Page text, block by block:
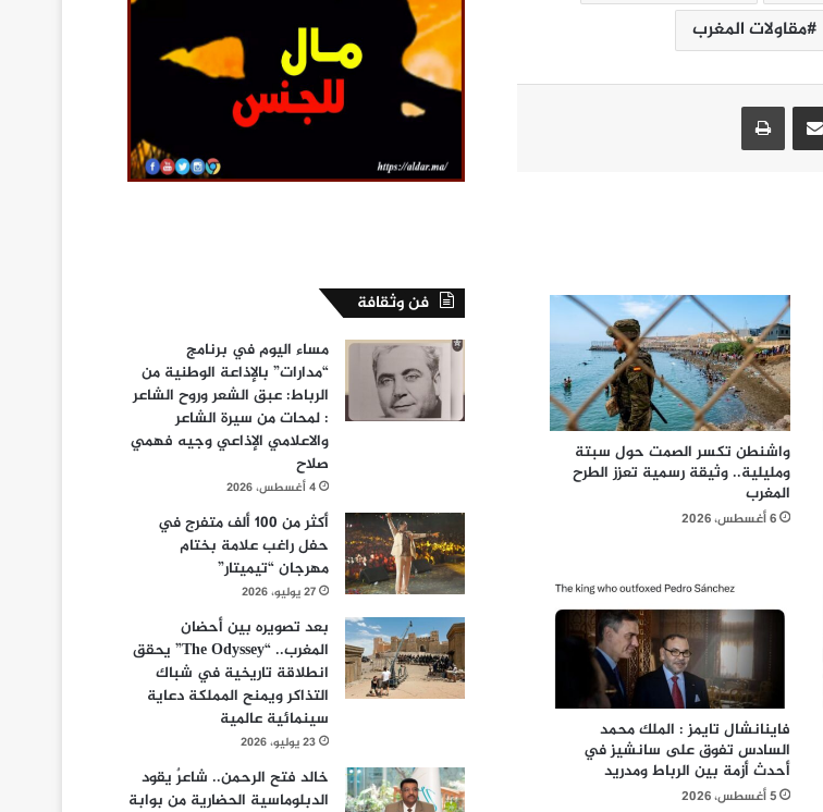
مقاولات المغرب
مشاركة عبر البريد طباعة
واشنطن تكسر الصمت حول سبتة
ومليلية.. وثيقة رسمية تعزز الطرح
المغرب
6 أغسطس، 2026
فاينانشال تايمز : الملك محمد
السادس تفوق على سانشيز في
أحدث أزمة بين الرباط ومدريد
5 أغسطس، 2026
فن وثقافة
مساء اليوم في برنامج
“مدارات” بالإذاعة الوطنية من
الرباط: عبق الشعر وروح الشاعر
: لمحات من سيرة الشاعر
والاعلامي الإذاعي وجيه فهمي
صلاح
4 أغسطس، 2026
أكثر من 100 ألف متفرج في
حفل راغب علامة بختام
مهرجان “تيميتار”
27 يوليو، 2026
بعد تصويره بين أحضان
المغرب.. “The Odyssey” يحقق
انطلاقة تاريخية في شباك
التذاكر ويمنح المملكة دعاية
سينمائية عالمية
23 يوليو، 2026
خالد فتح الرحمن.. شاعرٌ يقود
الدبلوماسية الحضارية من بوابة